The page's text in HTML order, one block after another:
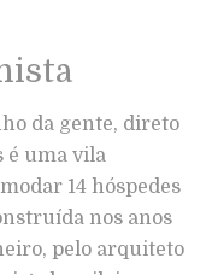
da gente, direto
é uma vila
14 hóspedes
nos anos
pelo arquiteto